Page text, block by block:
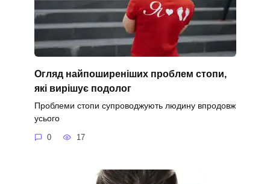
Огляд найпоширеніших проблем стопи,
які вирішує подолог
Проблеми стопи супроводжують людину впродовж
усього
0 17